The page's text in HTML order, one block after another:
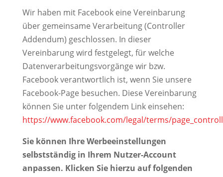
Wir haben mit Facebook eine Vereinbarung
über gemeinsame Verarbeitung (Controller
Addendum) geschlossen. In dieser
Vereinbarung wird festgelegt, für welche
Datenverarbeitungsvorgänge wir bzw.
Facebook verantwortlich ist, wenn Sie unsere
Facebook-Page besuchen. Diese Vereinbarung
können Sie unter folgendem Link einsehen:
https://www.facebook.com/legal/terms/
Sie können Ihre Werbeeinstellungen
selbstständig in Ihrem Nutzer-Account
anpassen. Klicken Sie hierzu auf folgenden